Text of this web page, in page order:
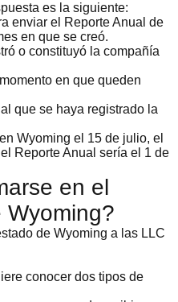
es la siguiente:
enviar el Reporte Anual de
en que se creó.
o constituyó la compañía
en que queden
que se haya registrado la
Wyoming el 15 de julio, el
Reporte Anual sería el 1 de
en el
Wyoming?
de Wyoming a las LLC
conocer dos tipos de